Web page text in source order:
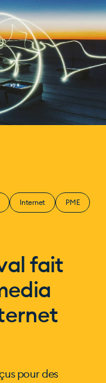
Internet PME
fait
pour des